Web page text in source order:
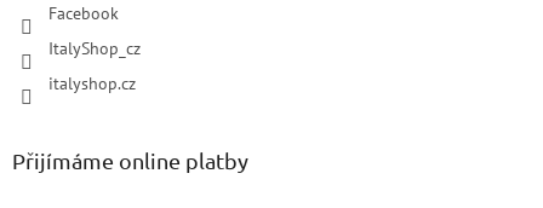
Facebook
ItalyShop_cz
italyshop.cz
Přijímáme online platby